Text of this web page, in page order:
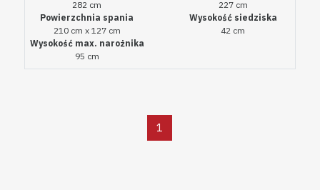
282 cm
227 cm
Powierzchnia spania
210 cm x 127 cm
Wysokość siedziska
42 cm
Wysokość max. narożnika
95 cm